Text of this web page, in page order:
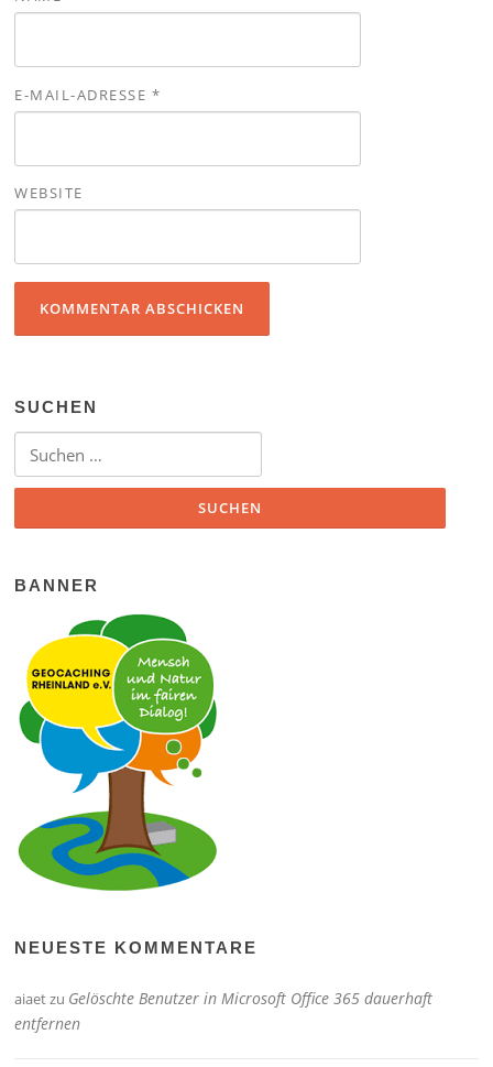
E-MAIL-ADRESSE *
WEBSITE
SUCHEN
Suchen nach:
BANNER
NEUESTE KOMMENTARE
aiaetzu Gelöschte Benutzer in Microsoft Office 365 dauerhaft
entfernen